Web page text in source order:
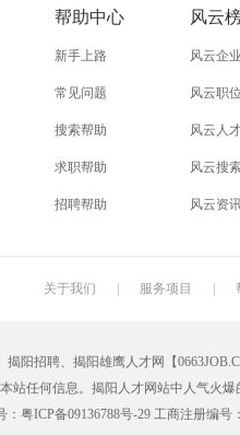
帮助中心
新手上路
常见问题
搜索帮助
求职帮助
招聘帮助
风云
风云企
风云职
风云人
风云搜
风云资
关于我们 服务项目
阳招聘、揭阳雄鹰人才网【
站任何信息。揭阳人才网站中人气火
粤ICP备09136788号-29 工商注册编号